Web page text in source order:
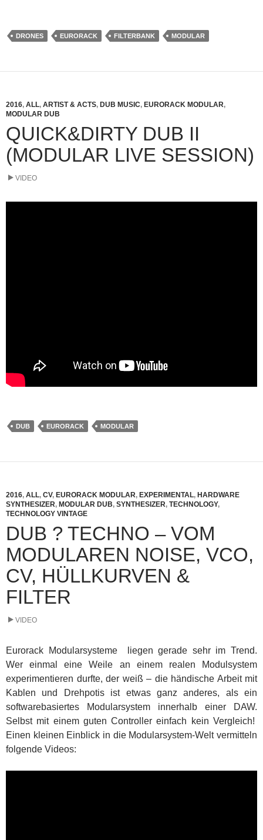
DRONES EURORACK FILTERBANK MODULAR
2016, ALL, ARTIST & ACTS, DUB MUSIC, EURORACK MODULAR,
MODULAR DUB
QUICK&DIRTY DUB II
(MODULAR LIVE SESSION)
VIDEO
DUB EURORACK MODULAR
2016, ALL, CV, EURORACK MODULAR, EXPERIMENTAL, HARDWARE
SYNTHESIZER, MODULAR DUB, SYNTHESIZER, TECHNOLOGY,
TECHNOLOGY VINTAGE
DUB ? TECHNO – VOM
MODULAREN NOISE, VCO,
CV, HÜLLKURVEN &
FILTER
VIDEO
Eurorack Modularsysteme liegen gerade sehr im Trend.
Wer einmal eine Weile an einem realen Modulsystem
experimentieren durfte, der weiß – die händische Arbeit mit
Kablen und Drehpotis ist etwas ganz anderes, als ein
softwarebasiertes Modularsystem innerhalb einer DAW.
Selbst mit einem guten Controller einfach kein Vergleich!
Einen kleinen Einblick in die Modularsystem-Welt vermitteln
folgende Videos: